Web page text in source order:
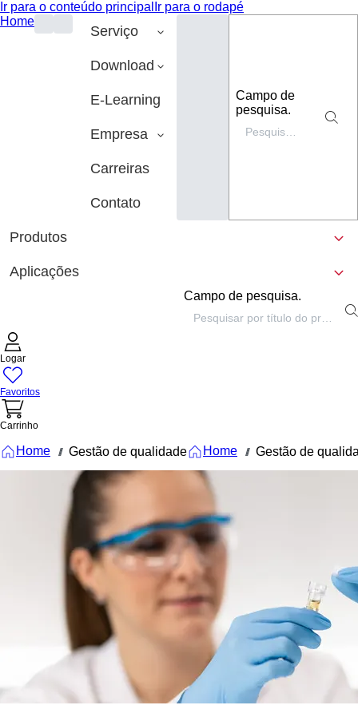
Ir para o conteúdo principal Ir para o rodapé
Home
Serviço
Download
E-Learning
Empresa
Carreiras
Contato
Campo de
pesquisa.
Produtos
Aplicações
Campo de pesquisa.
Logar
Favoritos
Carrinho
Home /// Gestão de qualidade Home /// Gestão de